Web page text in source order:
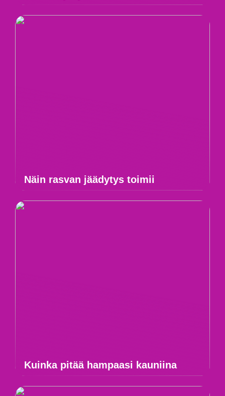
Näin rasvan jäädytys toimii
Kuinka pitää hampaasi kauniina